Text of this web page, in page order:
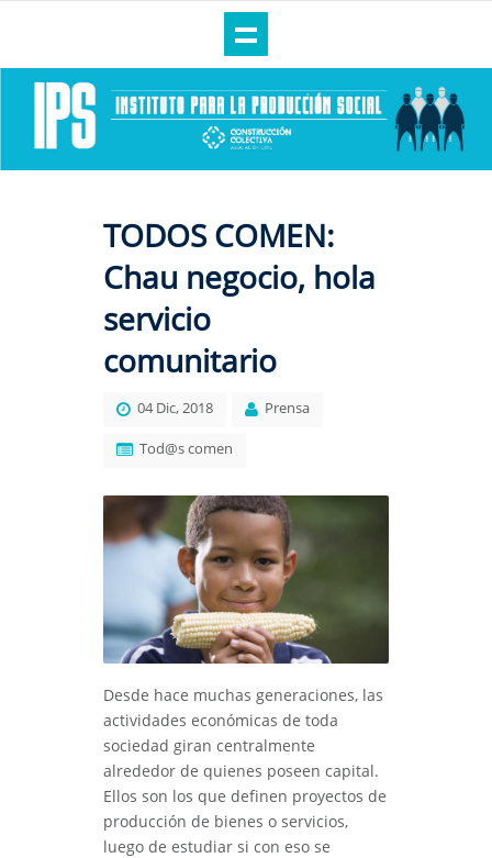
TODOS COMEN:
Chau negocio, hola
servicio
comunitario
04 Dic, 2018 Prensa
Tod@s comen
Desde hace muchas generaciones, las
actividades económicas de toda
sociedad giran centralmente
alrededor de quienes poseen capital.
Ellos son los que definen proyectos de
producción de bienes o servicios,
luego de estudiar si con eso se